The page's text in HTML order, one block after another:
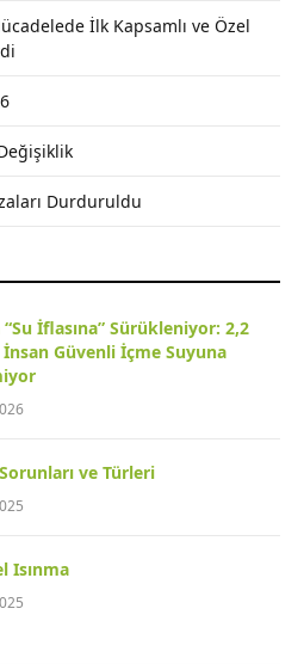
İlk Kapsamlı ve Özel
Durduruldu
İflasına” Sürükleniyor: 2,2
Güvenli İçme Suyuna
ve Türleri
Isınma